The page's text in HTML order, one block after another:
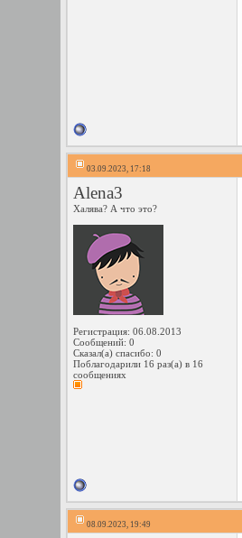
03.09.2023, 17:18
Alena3
Халява? А что это?
Регистрация: 06.08.2013
Сообщений: 0
Сказал(а) спасибо: 0
Поблагодарили 16 раз(а) в 16
сообщениях
08.09.2023, 19:49